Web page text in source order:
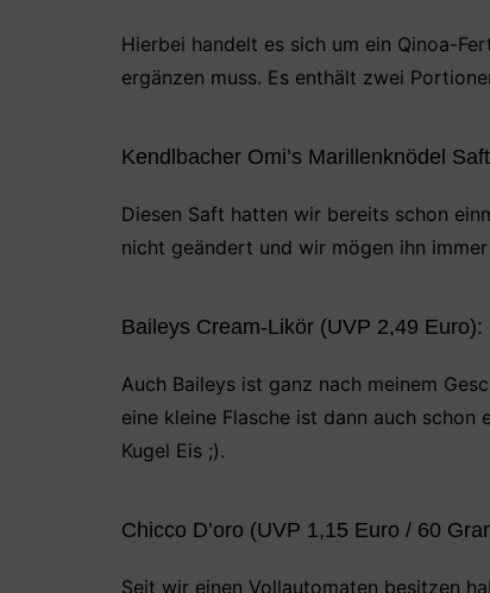
Hierbei handelt es sich um ein Qinoa-
ergänzen muss. Es enthält zwei
Kendlbacher Omi’s Marillenknödel
Diesen Saft hatten wir bereits schon
nicht geändert und wir mögen ihn
Baileys Cream-Likör (UVP 2,49 Euro):
Auch Baileys ist ganz nach meinem
eine kleine Flasche ist dann auch
Kugel Eis ;).
Chicco D’oro (UVP 1,15 Euro / 60
Seit wir einen Vollautomaten besitzen